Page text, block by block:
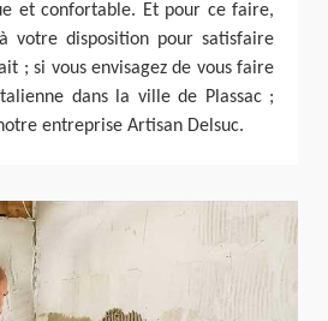
et confortable. Et pour ce faire,
votre disposition pour satisfaire
; si vous envisagez de vous faire
dans la ville de Plassac ;
entreprise Artisan Delsuc.